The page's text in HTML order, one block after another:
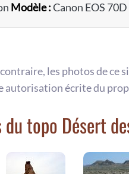
Modèle :Canon EOS 70D
les photos de ce
autorisation écrite du
topo Désert